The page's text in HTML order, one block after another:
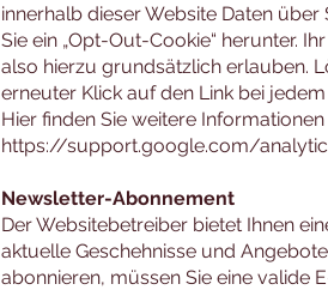
innerhalb dieser Website Daten
Sie ein „Opt-Out-Cookie“ herunter.
also hierzu grundsätzlich erlauben.
erneuter Klick auf den Link bei
Hier finden Sie weitere
https://support.google.com/
Newsletter-Abonnement
Der Websitebetreiber bietet Ihnen
aktuelle Geschehnisse und
abonnieren, müssen Sie eine valide